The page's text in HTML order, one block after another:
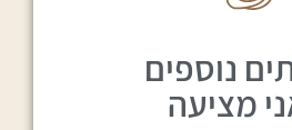
נוספים
מציעה